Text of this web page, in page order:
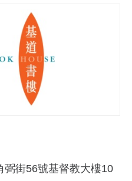
弼街56號基督教大樓10